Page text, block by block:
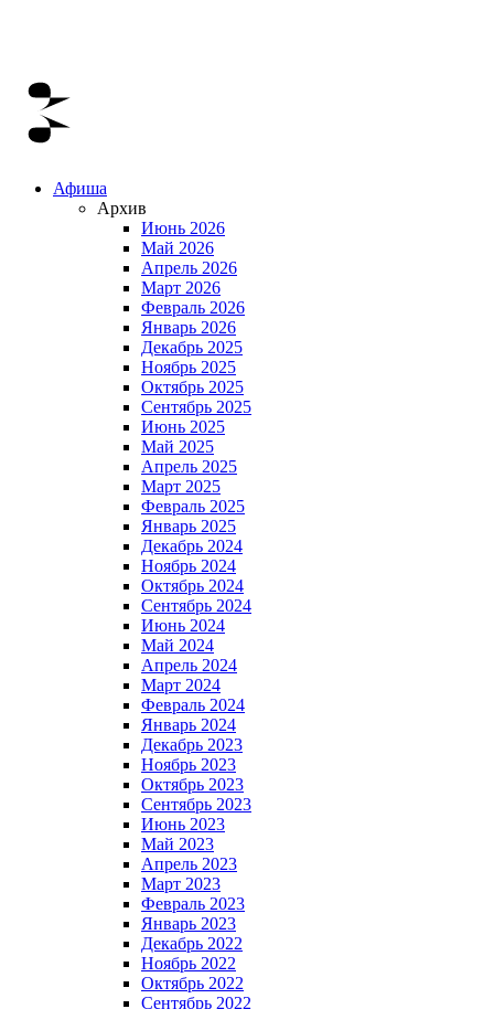
Афиша
Архив
Июнь 2026
Май 2026
Апрель 2026
Март 2026
Февраль 2026
Январь 2026
Декабрь 2025
Ноябрь 2025
Октябрь 2025
Сентябрь 2025
Июнь 2025
Май 2025
Апрель 2025
Март 2025
Февраль 2025
Январь 2025
Декабрь 2024
Ноябрь 2024
Октябрь 2024
Сентябрь 2024
Июнь 2024
Май 2024
Апрель 2024
Март 2024
Февраль 2024
Январь 2024
Декабрь 2023
Ноябрь 2023
Октябрь 2023
Сентябрь 2023
Июнь 2023
Май 2023
Апрель 2023
Март 2023
Февраль 2023
Январь 2023
Декабрь 2022
Ноябрь 2022
Октябрь 2022
Сентябрь 2022